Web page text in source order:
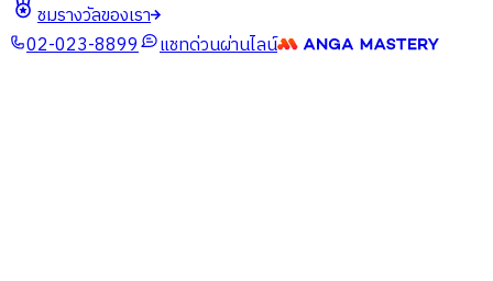
ชมรางวัลของเรา
02-023-8899
แชทด่วนผ่านไลน์